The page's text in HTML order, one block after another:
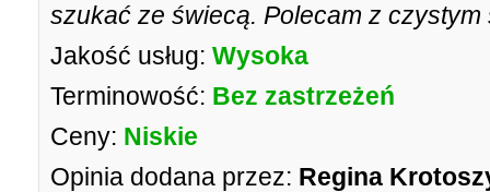
szukać ze świecą. Polecam z czystym
Jakość usług: Wysoka
Terminowość: Bez zastrzeżeń
Ceny: Niskie
Opinia dodana przez: Regina